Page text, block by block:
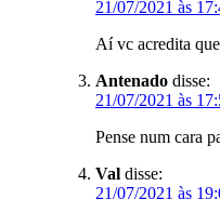
21/07/2021 às
Aí vc acredita
Antenado disse:
21/07/2021 às
Pense num cara
Val disse:
21/07/2021 às